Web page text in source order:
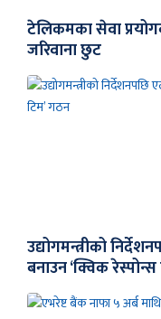
टेलिकमका सेवा
जरिवाना छुट
उद्योगमन्त्रीको
बनाउन ‘क्विक